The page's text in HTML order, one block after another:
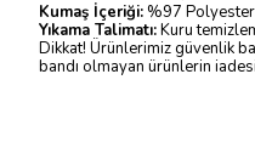
Kumaş İçeriği: %97
Yıkama Talimatı:Kuru
Dikkat! Ürünlerimiz güvenlik
bandı olmayan ürünlerin